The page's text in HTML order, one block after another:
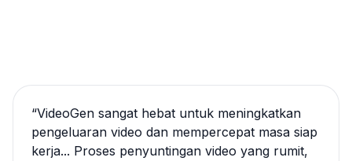
“VideoGen sangat hebat untuk meningkatkan
pengeluaran video dan mempercepat masa siap
kerja... Proses penyuntingan video yang rumit,